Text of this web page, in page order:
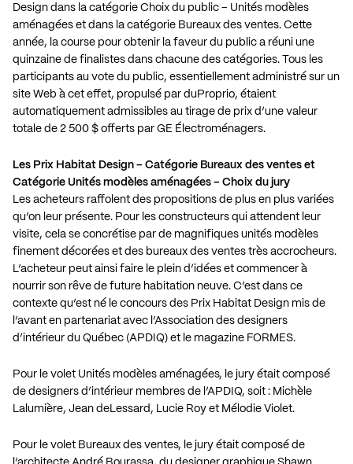
Design dans la catégorie Choix du public – Unités modèles
aménagées et dans la catégorie Bureaux des ventes. Cette
année, la course pour obtenir la faveur du public a réuni une
quinzaine de finalistes dans chacune des catégories. Tous les
participants au vote du public, essentiellement administré sur un
site Web à cet effet, propulsé par duProprio, étaient
automatiquement admissibles au tirage de prix d’une valeur
totale de 2 500 $ offerts par GE Électroménagers.
Les Prix Habitat Design – Catégorie Bureaux des ventes et
Catégorie Unités modèles aménagées – Choix du jury
Les acheteurs raffolent des propositions de plus en plus variées
qu’on leur présente. Pour les constructeurs qui attendent leur
visite, cela se concrétise par de magnifiques unités modèles
finement décorées et des bureaux des ventes très accrocheurs.
L’acheteur peut ainsi faire le plein d’idées et commencer à
nourrir son rêve de future habitation neuve. C’est dans ce
contexte qu’est né le concours des Prix Habitat Design mis de
l’avant en partenariat avec l’Association des designers
d’intérieur du Québec (APDIQ) et le magazine FORMES.
Pour le volet Unités modèles aménagées, le jury était composé
de designers d’intérieur membres de l’APDIQ, soit : Michèle
Lalumière, Jean deLessard, Lucie Roy et Mélodie Violet.
Pour le volet Bureaux des ventes, le jury était composé de